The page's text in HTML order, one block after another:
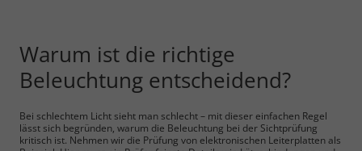
Warum ist die richtige
Beleuchtung entscheidend?
Bei schlechtem Licht sieht man schlecht – mit dieser einfachen Regel
lässt sich begründen, warum die Beleuchtung bei der Sichtprüfung
kritisch ist. Nehmen wir die Prüfung von elektronischen Leiterplatten als